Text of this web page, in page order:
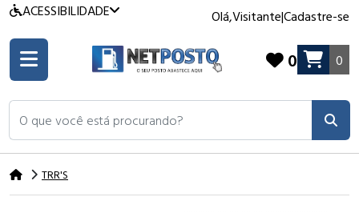
ACESSIBILIDADE Olá,Visitante|Cadastre-se
O que você está procurando?
0 0
TRR'S